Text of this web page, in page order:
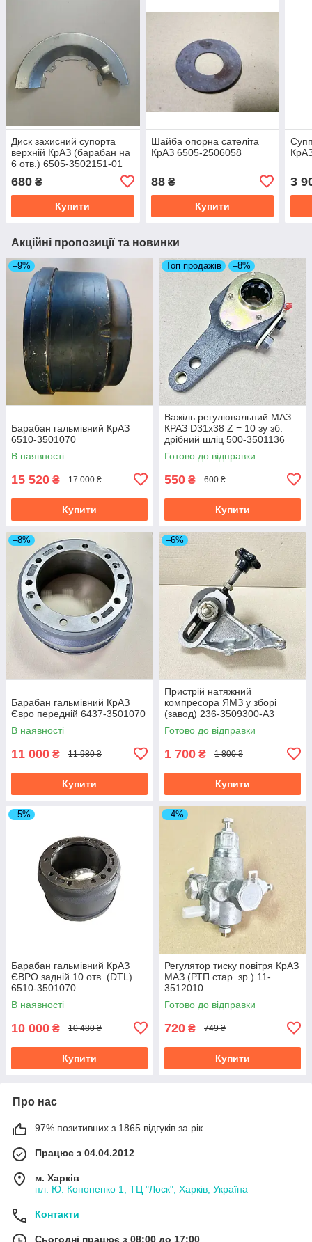
Диск захисний супорта
верхній КрАЗ (барабан на
6 отв.) 6505-3502151-01
680 ₴
Купити
Шайба опорна сателіта
КрАЗ 6505-2506058
88₴
Купити
3
Акційні пропозиції та новинки
–9%
Барабан гальмівний КрАЗ
6510-3501070
В наявності
15 520 ₴ 17 000 ₴
Купити
Топ продажів –8%
Важіль регулювальний МАЗ
КРАЗ D31х38 Z = 10 зу зб.
дрібний шліц 500-3501136
Готово до відправки
550 ₴ 600 ₴
Купити
–8%
Барабан гальмівний КрАЗ
Євро передній 6437-3501070
В наявності
11 000 ₴ 11 980 ₴
Купити
–6%
Пристрій натяжний
компресора ЯМЗ у зборі
(завод) 236-3509300-А3
Готово до відправки
1 700 ₴ 1 800 ₴
Купити
–5%
Барабан гальмівний КрАЗ
ЄВРО задній 10 отв. (DTL)
6510-3501070
В наявності
10 000 ₴ 10 480 ₴
Купити
–4%
Регулятор тиску повітря КрАЗ
МАЗ (РТП стар. зр.) 11-
3512010
Готово до відправки
720 ₴ 749 ₴
Купити
Про нас
97% позитивних з 1865 відгуків за рік
Працює з 04.04.2012
м. Харків
пл. Ю. Кононенко 1, ТЦ "Лоск", Харків, Україна
Контакти
Сьогодні працює з 08:00 до 17:00